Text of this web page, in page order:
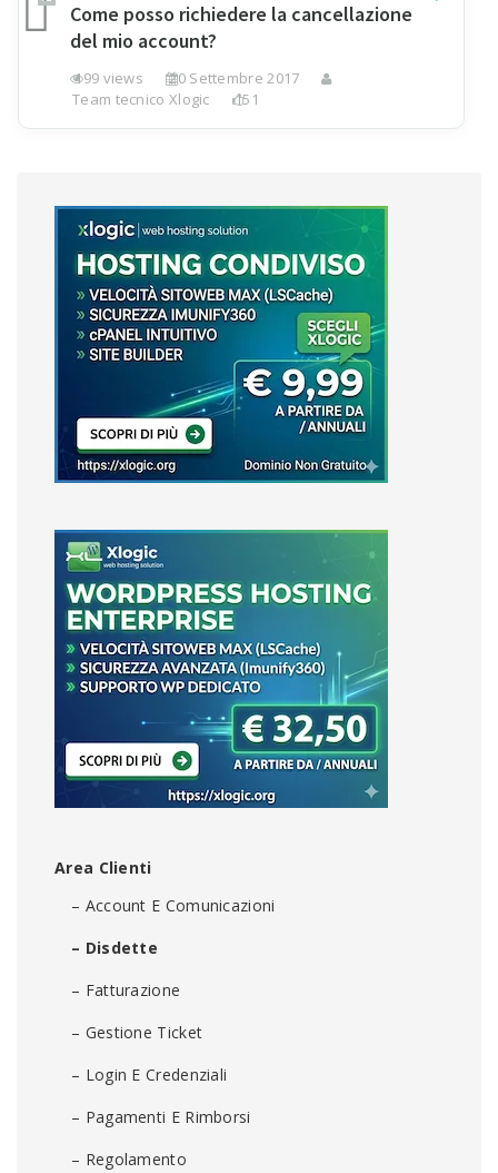
Come posso richiedere la cancellazione
del mio account?
199 views
20 Settembre 2017
Team tecnico Xlogic
151
Area Clienti
– Account E Comunicazioni
– Disdette
– Fatturazione
– Gestione Ticket
– Login E Credenziali
– Pagamenti E Rimborsi
– Regolamento